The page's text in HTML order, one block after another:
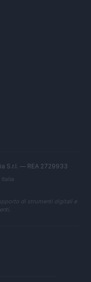
S.r.l. — REA 2729933
di strumenti digitali e